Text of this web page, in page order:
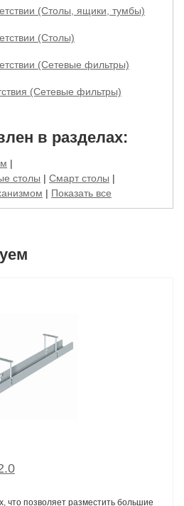
(Столы, ящики, тумбы)
(Столы)
(Сетевые фильтры)
(Сетевые фильтры)
в разделах:
|
столы | Смарт столы |
| Показать все
что позволяет разместить большие